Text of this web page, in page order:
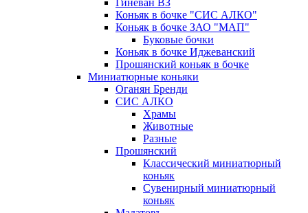
Гиневан ВЗ
Коньяк в бочке "СИС АЛКО"
Коньяк в бочке ЗАО "МАП"
Буковые бочки
Коньяк в бочке Иджеванский
Прошянский коньяк в бочке
Миниатюрные коньяки
Оганян Бренди
СИС АЛКО
Храмы
Животные
Разные
Прошянский
Классический миниатюрный
коньяк
Сувенирный миниатюрный
коньяк